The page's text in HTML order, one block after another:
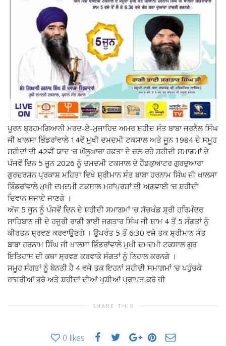
ਪੂਰਨ ਬ੍ਰਹਮਗਿਆਨੀ ਮਰਦ-ਏ-ਮੁਜਾਹਿਦ ਅਮਰ ਸ਼ਹੀਦ ਸੰਤ ਬਾਬਾ ਜਰਨੈਲ ਸਿੰਘ
ਜੀ ਖ਼ਾਲਸਾ ਭਿੰਡਰਾਂਵਾਲੇ 14ਵੇਂ ਮੁਖੀ ਦਮਦਮੀ ਟਕਸਾਲ ਅਤੇ ਜੂਨ 1984 ਦੇ ਸਮੂਹ
ਸ਼ਹੀਦਾਂ ਦੀ 42ਵੀਂ ਯਾਦ ‘ਚ ਘੱਲੂਘਾਰਾ ਹਫਤਾ ਦੇ ਚਲ਼ ਰਹੇ ਸ਼ਹੀਦੀ ਸਮਾਗਮਾਂ ਦੇ
ਪੰਜਵੇਂ ਦਿਨ 5 ਜੂਨ 2026 ਨੂੰ ਦਮਦਮੀ ਟਕਸਾਲ ਦੇ ਹੈੱਡਕੁਆਟਰ ਗੁਰਦੁਆਰਾ
ਗੁਰਦਰਸ਼ਨ ਪ੍ਰਕਾਸ਼ ਮਹਿਤਾ ਵਿਖੇ ਸ਼੍ਰੀਮਾਨ ਸੰਤ ਬਾਬਾ ਹਰਨਾਮ ਸਿੰਘ ਜੀ ਖਾਲਸਾ
ਭਿੰਡਰਾਂਵਾਲੇ ਮੁਖੀ ਦਮਦਮੀ ਟਕਸਾਲ ਮਹਾਂਪੁਰਸ਼ਾਂ ਦੀ ਅਗੁਵਾਈ ‘ਚ ਸ਼ਹੀਦੀ
ਦਿਵਾਨ ਸਜਾਏ ਜਾਣਗੇ ।
ਅੱਜ 5 ਜੂਨ ਨੂੰ ਪੰਜਵੇਂ ਦਿਨ ਦੇ ਸ਼ਹੀਦੀ ਸਮਾਗਮਾਂ ‘ਚ ਸੱਚਖੰਡ ਸ਼੍ਰੀ ਹਰਿਮੰਦਰ
ਸਾਹਿਬਾਨ ਜੀ ਦੇ ਹਜੂਰੀ ਰਾਗੀ ਭਾਈ ਜਗਤਾਰ ਸਿੰਘ ਜੀ ਸ਼ਾਮ 4 ਤੋਂ 5 ਸੰਗਤਾਂ ਨੂੰ
ਕੀਰਤਨ ਸ਼੍ਰਵਣ ਕਰਵਾਉਣਗੇ । ਉਪਰੰਤ 5 ਤੋਂ 6:30 ਵਜੇ ਤਕ ਸ਼੍ਰੀਮਾਨ ਸੰਤ
ਬਾਬਾ ਹਰਨਾਮ ਸਿੰਘ ਜੀ ਖਾਲਸਾ ਭਿੰਡਰਾਂਵਾਲੇ ਮੁਖੀ ਦਮਦਮੀ ਟਕਸਾਲ ਗੁਰ
ਇਤਿਹਾਸ ਦੀ ਕਥਾ ਸ੍ਰਵਣ ਕਰਵਾਕੇ ਸੰਗਤਾਂ ਨੂੰ ਨਿਹਾਲ ਕਰਨਗੇ ।
ਸਮੂਹ ਸੰਗਤਾਂ ਨੂੰ ਬੇਨਤੀ ਹੈ 4 ਵਜੇ ਤਕ ਇਹਨਾਂ ਸ਼ਹੀਦੀ ਸਮਾਗਮਾਂ ‘ਚ ਪਹੁੰਚਕੇ
ਹਾਜਰੀਆਂ ਭਰੋ ਅਤੇ ਸ਼ਹੀਦਾਂ ਦੀਆਂ ਖੁਸ਼ੀਆਂ ਪ੍ਰਾਪਤ ਕਰੋ ਜੀ
SHARE THIS
0 likes